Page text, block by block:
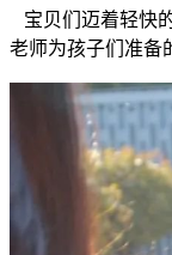
宝贝们迈着轻快
老师为孩子们准备